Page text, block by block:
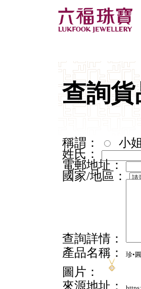
鐘錶品牌 精